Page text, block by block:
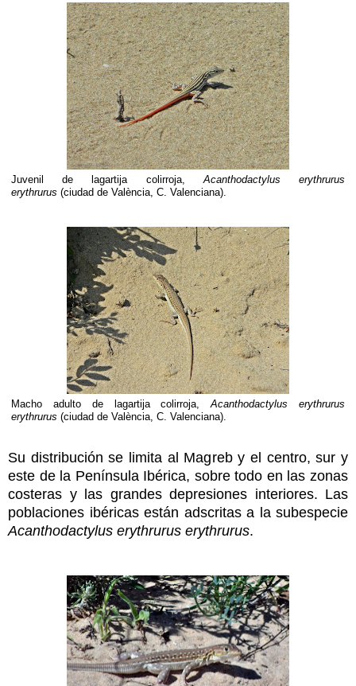
Juvenil de lagartija colirroja, Acanthodactylus erythrurus
erythrurus (ciudad de València, C. Valenciana).
Macho adulto de lagartija colirroja,Acanthodactylus erythrurus
erythrurus (ciudad de València, C. Valenciana).
Su distribución se limita al Magreb y el centro, sur y
este de la Península Ibérica, sobre todo en las zonas
costeras y las grandes depresiones interiores. Las
poblaciones ibéricas están adscritas a la subespecie
Acanthodactylus erythrurus erythrurus.